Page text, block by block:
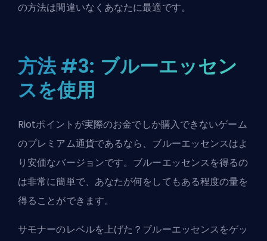
の方法は間違いなくあなたに最適です。
方法 #3: ブルーエッセン
スを使用
Riotポイントが実際のお金でしか購入できないゲーム
のプレミアム通貨であるなら、ブルーエッセンスはよ
り安価なバージョンです。ブルーエッセンスを得るの
は非常に簡単で、あなたが何をしてもある程度の量を
得ることができます。
サモナーのレベルを上げた？ブルーエッセンスをゲッ